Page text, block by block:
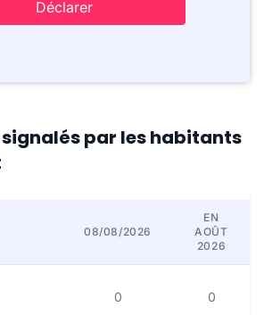
Déclarer
par les habitants
08/08/2026
EN
AOÛT
2026
0 0